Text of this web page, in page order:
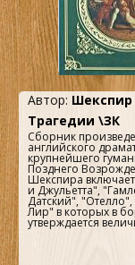
Автор: Шекспир
Трагедии \ЗК
Сборник
английского
крупнейшего
Позднего
Шекспира
и Джульетта",
Датский",
Лир" в которых в
утверждается